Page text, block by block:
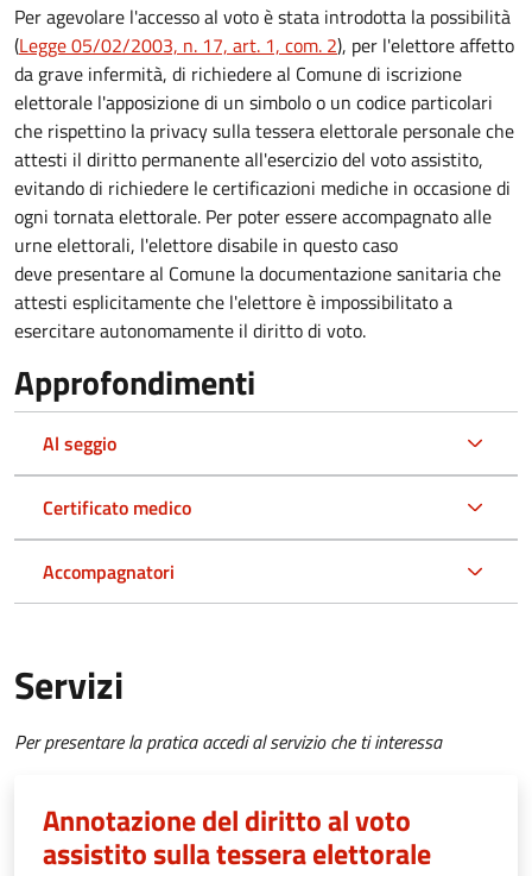
Per agevolare l'accesso al voto è stata introdotta la possibilità
(Legge 05/02/2003, n. 17, art. 1, com. 2), per l'elettore affetto
da grave infermità, di richiedere al Comune di iscrizione
elettorale l'apposizione di un simbolo o un codice particolari
che rispettino la privacy sulla tessera elettorale personale che
attesti il diritto permanente all'esercizio del voto assistito,
evitando di richiedere le certificazioni mediche in occasione di
ogni tornata elettorale. Per poter essere accompagnato alle
urne elettorali, l'elettore disabile in questo caso
deve presentare al Comune la documentazione sanitaria che
attesti esplicitamente che l'elettore è impossibilitato a
esercitare autonomamente il diritto di voto.
Approfondimenti
Al seggio
Certificato medico
Accompagnatori
Servizi
Per presentare la pratica accedi al servizio che ti interessa
Annotazione del diritto al voto
assistito sulla tessera elettorale